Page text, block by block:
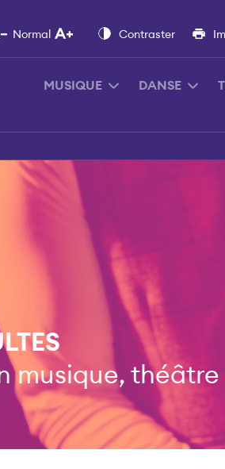
MUSIQUE DANSE
Normal Contraster
musique,